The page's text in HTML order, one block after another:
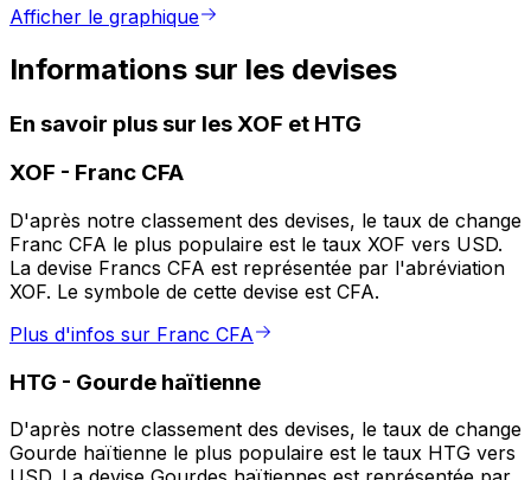
Afficher le graphique
Informations sur les devises
En savoir plus sur les XOF et HTG
XOF - Franc CFA
D'après notre classement des devises, le taux de change
Franc CFA le plus populaire est le taux XOF vers USD.
La devise Francs CFA est représentée par l'abréviation
XOF. Le symbole de cette devise est CFA.
Plus d'infos sur Franc CFA
HTG - Gourde haïtienne
D'après notre classement des devises, le taux de change
Gourde haïtienne le plus populaire est le taux HTG vers